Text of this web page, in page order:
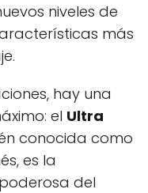
niveles de
más
hay una
el Ultra
conocida como
es la
del